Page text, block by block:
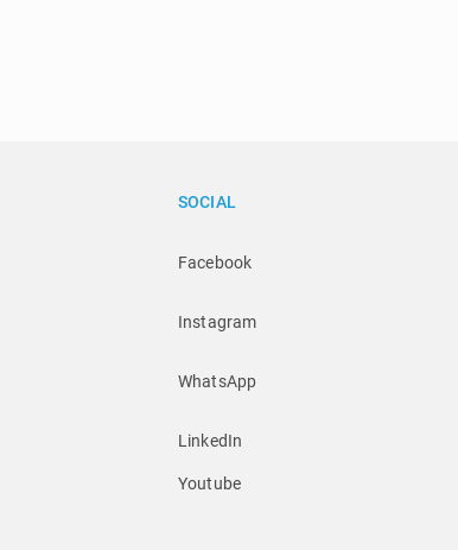
SOCIAL
Facebook
Instagram
WhatsApp
LinkedIn
Youtube